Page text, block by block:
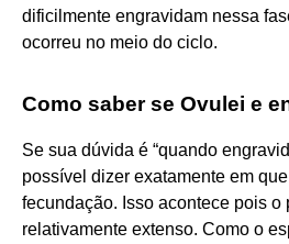
dificilmente engravidam nessa
ocorreu no meio do ciclo.
Como saber se Ovulei e
Se sua dúvida é “quando
possível dizer exatamente em
fecundação. Isso acontece pois o
relativamente extenso. Como o